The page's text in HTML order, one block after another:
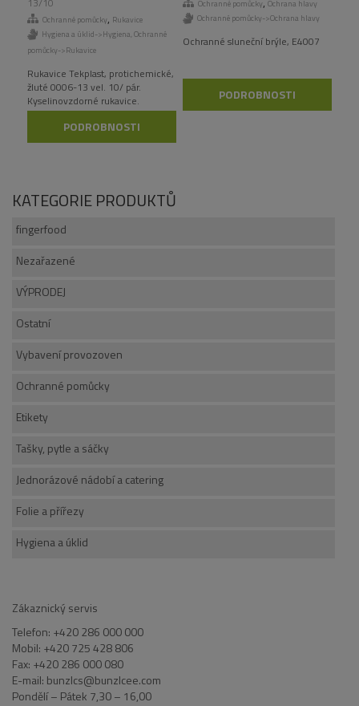
13/10
Ochranné pomůcky, Rukavice
Hygiena a úklid->Hygiena, Ochranné
pomůcky->Rukavice
Rukavice Tekplast, protichemické,
žluté 0006-13 vel. 10/ pár.
Kyselinovzdorné rukavice.
Doporučené použití: práce s
kyselinami a louhy. Odvětví:
laboratoře, chem. průmysl.
PODROBNOSTI
Ochranné pomůcky Ochrana hlavy
Ochranné pomůcky->Ochrana hlavy
Ochranné sluneční brýle, E4007
PODROBNOSTI
KATEGORIE PRODUKTŮ
fingerfood
Nezařazené
VÝPRODEJ
Ostatní
Vybavení provozoven
Ochranné pomůcky
Etikety
Tašky, pytle a sáčky
Jednorázové nádobí a catering
Folie a přířezy
Hygiena a úklid
Zákaznický servis
Telefon: +420 286 000 000
Mobil: +420 725 428 806
Fax: +420 286 000 080
E-mail: bunzlcs@bunzlcee.com
Pondělí – Pátek 7,30 – 16,00